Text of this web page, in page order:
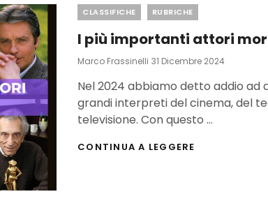
Categories
CLASSIFICHE RUBRICHE
I più importanti attori
Marco Frassinelli Posted
31 Dicembre 2024
Nel 2024 abbiamo detto addio ad
grandi interpreti del cinema, del
televisione. Con questo …
CONTINUA A LEGGERE